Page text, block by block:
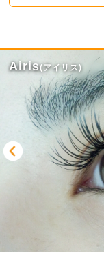
Airis(アイリス)